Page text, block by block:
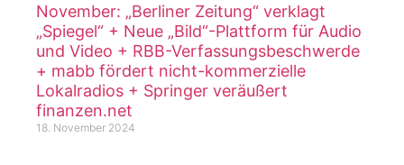
November: „Berliner Zeitung“ verklagt
„Spiegel“ + Neue „Bild“-Plattform für Audio
und Video + RBB-Verfassungsbeschwerde
+ mabb fördert nicht-kommerzielle
Lokalradios + Springer veräußert
finanzen.net
18. November 2024